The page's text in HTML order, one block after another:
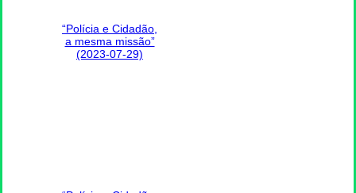
“Polícia e Cidadão,
a mesma missão”
(2023-07-29)